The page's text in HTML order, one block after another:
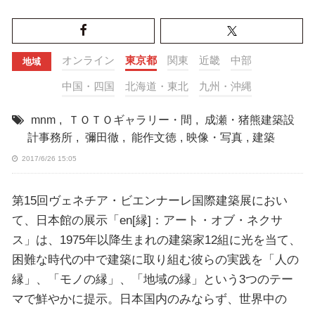
地域 オンライン 東京都 関東 近畿 中部
中国・四国 北海道・東北 九州・沖縄
mnm , ＴＯＴＯギャラリー・間 ,
成瀬・猪熊建築設
計事務所 , 彌田徹 , 能作文徳 , 映像・写真 , 建築
2017/6/26 15:05
第15回ヴェネチア・ビエンナーレ国際建築展におい
て、日本館の展示「en[縁]：アート・オブ・ネクサ
ス」は、1975年以降生まれの建築家12組に光を当て、
困難な時代の中で建築に取り組む彼らの実践を「人の
縁」、「モノの縁」、「地域の縁」という3つのテー
マで鮮やかに提示。日本国内のみならず、世界中の